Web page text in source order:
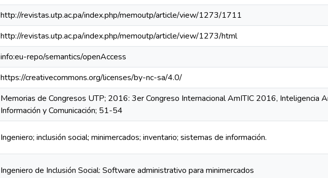
http://revistas.utp.ac.pa/index.php/memoutp/article/view/1273/1711
http://revistas.utp.ac.pa/index.php/memoutp/article/view/1273/html
info:eu-repo/semantics/openAccess
https://creativecommons.org/licenses/by-nc-sa/4.0/
Memorias de Congresos UTP; 2016: 3er Congreso Internacional AmITIC 2016, Inteligencia
Información y Comunicación; 51-54
Ingeniero; inclusión social; minimercados; inventario; sistemas de información.
Ingeniero de Inclusión Social: Software administrativo para minimercados